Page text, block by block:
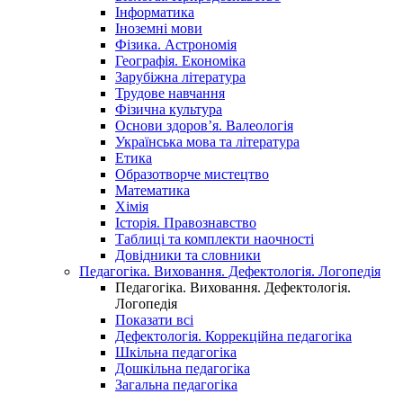
Інформатика
Іноземні мови
Фізика. Астрономія
Географія. Економіка
Зарубіжна література
Трудове навчання
Фізична культура
Основи здоров’я. Валеологія
Українська мова та література
Етика
Образотворче мистецтво
Математика
Хімія
Історія. Правознавство
Таблиці та комплекти наочності
Довідники та словники
Педагогіка. Виховання. Дефектологія. Логопедія
Педагогіка. Виховання. Дефектологія.
Логопедія
Показати всі
Дефектологія. Коррекційна педагогіка
Шкільна педагогіка
Дошкільна педагогіка
Загальна педагогіка